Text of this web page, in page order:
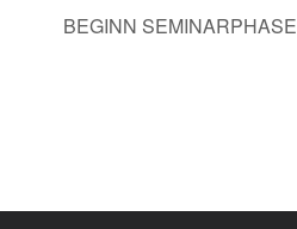
BEGINN SEMINARPHASE